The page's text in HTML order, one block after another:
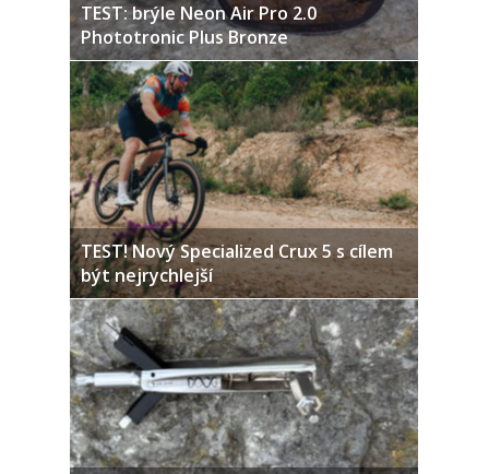
TEST: brýle Neon Air Pro 2.0
Phototronic Plus Bronze
TEST! Nový Specialized Crux 5 s cílem
být nejrychlejší